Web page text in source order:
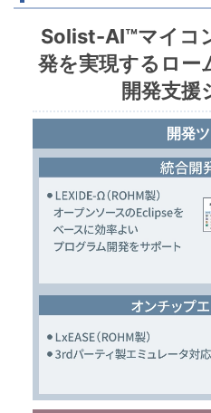
Solist-AI™マイコ
発を実現するロー
開発支援
開発